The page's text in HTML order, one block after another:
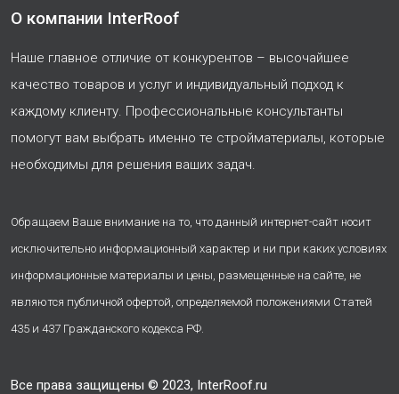
О компании InterRoof
Наше главное отличие от конкурентов – высочайшее
качество товаров и услуг и индивидуальный подход к
каждому клиенту. Профессиональные консультанты
помогут вам выбрать именно те стройматериалы, которые
необходимы для решения ваших задач.
Обращаем Ваше внимание на то, что данный интернет-сайт носит
исключительно информационный характер и ни при каких условиях
информационные материалы и цены, размещенные на сайте, не
являются публичной офертой, определяемой положениями Статей
435 и 437 Гражданского кодекса РФ.
Все права защищены © 2023, InterRoof.ru